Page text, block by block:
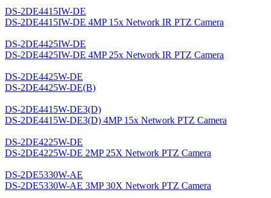
DS-2DE4415IW-DE
DS-2DE4415IW-DE 4MP 15x Network IR PTZ Camera
DS-2DE4425IW-DE
DS-2DE4425IW-DE 4MP 25x Network IR PTZ Camera
DS-2DE4425W-DE
DS-2DE4425W-DE(B)
DS-2DE4415W-DE3(D)
DS-2DE4415W-DE3(D) 4MP 15x Network PTZ Camera
DS-2DE4225W-DE
DS-2DE4225W-DE 2MP 25X Network PTZ Camera
DS-2DE5330W-AE
DS-2DE5330W-AE 3MP 30X Network PTZ Camera